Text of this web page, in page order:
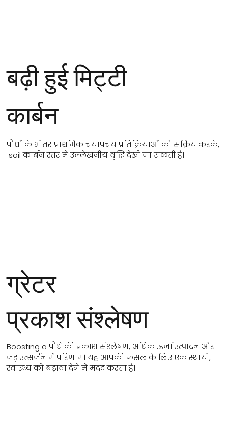
बढ़ी हुई मिट्टी
कार्बन
पौधों के भीतर प्राथमिक चयापचय प्रतिक्रियाओं को सक्रिय करके,
soil कार्बन स्तर में उल्लेखनीय वृद्धि देखी जा सकती है।
ग्रेटर
प्रकाश संश्लेषण
Boosting a पौधे की प्रकाश संश्लेषण, अधिक ऊर्जा उत्पादन और
जड़ उत्सर्जन में परिणाम। यह आपकी फसल के लिए एक स्थायी,
स्वास्थ्य को बढ़ावा देने में मदद करता है।